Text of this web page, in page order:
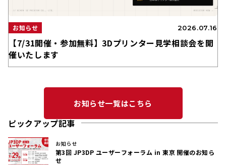
お知らせ 2026.07.16
【7/31開催・参加無料】3Dプリンター見学相談会を開
催いたします
お知らせ一覧はこちら
ピックアップ記事
お知らせ
第3回 JP3DP ユーザーフォーラム in 東京 開催のお知ら
せ